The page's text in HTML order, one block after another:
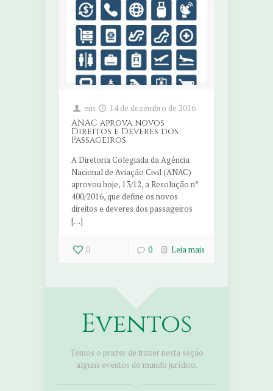
em 14 de dezembro de 2016
ANAC aprova novos
Direitos e Deveres dos
Passageiros
A Diretoria Colegiada da Agência
Nacional de Aviação Civil (ANAC)
aprovou hoje, 13/12, a Resolução n°
400/2016, que define os novos
direitos e deveres dos passageiros
[…]
0 0 Leia mais
Eventos
Temos o prazer de trazer nesta seção
alguns eventos do mundo jurídico.